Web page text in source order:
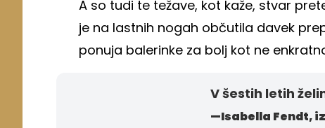
A so tudi te težave, kot kaže, stvar
je na lastnih nogah občutila davek
ponuja balerinke za bolj kot ne
V šestih letih
—Isabella Fendt,